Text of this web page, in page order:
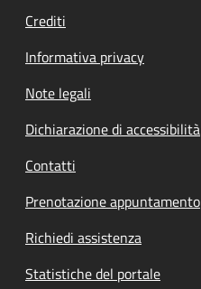
Crediti
Informativa privacy
Note legali
Dichiarazione di accessibilità
Contatti
Prenotazione appuntamento
Richiedi assistenza
Statistiche del portale